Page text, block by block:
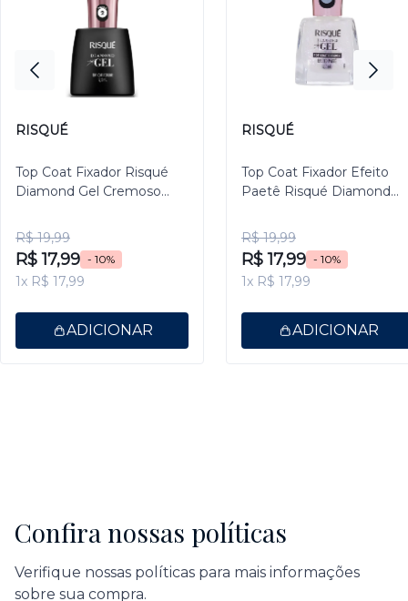
RISQUÉ
Top Coat Fixador Risqué
Diamond Gel Cremoso
R$ 19,99
R$ 17,99 - 10%
1x R$ 17,99
ADICIONAR
RISQUÉ
Top Coat Fixador Efeito
Paetê Risqué Diamond
R$ 19,99
R$ 17,99 - 10%
1x R$ 17,99
ADICIONAR
Confira nossas políticas
Verifique nossas políticas para mais informações
sobre sua compra.